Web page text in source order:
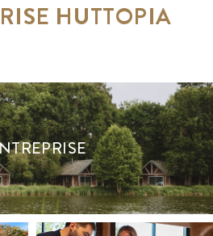
HUTTOPIA